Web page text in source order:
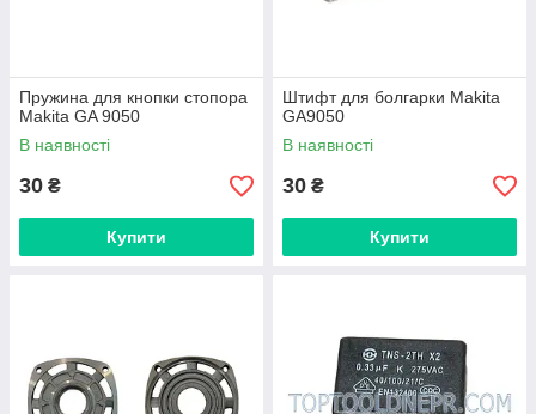
Пружина для кнопки стопора
Makita GA 9050
В наявності
30 ₴
Купити
Штифт для болгарки Makita
GA9050
В наявності
30 ₴
Купити